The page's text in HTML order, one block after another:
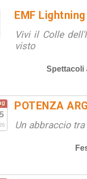
EMF
Vivi il Colle
visto
Spettacoli
POTENZA
Un abbraccio